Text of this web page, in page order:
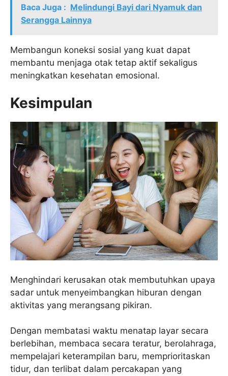
Baca Juga : Melindungi Bayi dari Nyamuk dan
Serangga Lainnya
Membangun koneksi sosial yang kuat dapat
membantu menjaga otak tetap aktif sekaligus
meningkatkan kesehatan emosional.
Kesimpulan
Menghindari kerusakan otak membutuhkan upaya
sadar untuk menyeimbangkan hiburan dengan
aktivitas yang merangsang pikiran.
Dengan membatasi waktu menatap layar secara
berlebihan, membaca secara teratur, berolahraga,
mempelajari keterampilan baru, memprioritaskan
tidur, dan terlibat dalam percakapan yang